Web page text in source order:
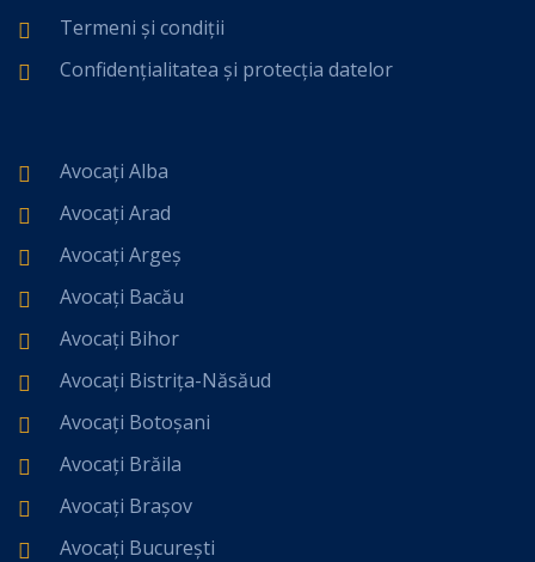
Termeni și condiții
Confidențialitatea și protecția datelor
Avocați Alba
Avocați Arad
Avocați Argeș
Avocați Bacău
Avocați Bihor
Avocați Bistrița-Năsăud
Avocați Botoșani
Avocați Brăila
Avocați Brașov
Avocați București